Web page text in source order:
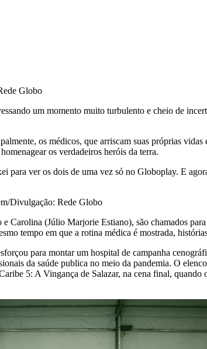
Globo
um momento muito turbulento e cheio de
os médicos, que arriscam suas próprias
os verdadeiros heróis da terra.
para ver os dois de uma vez só no Globoplay. E
Divulgação: Rede Globo
Carolina (Júlio Marjorie Estiano), são chamados
tempo em que a rotina médica é mostrada,
para montar um hospital de campanha
da saúde publica no meio da pandemia. O
5: A Vingança de Salazar, na cena final,